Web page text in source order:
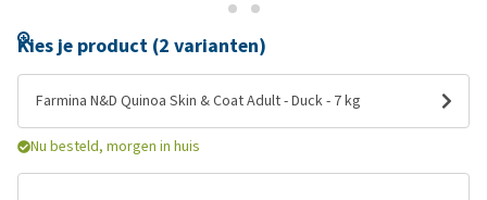
Kies je product (2 varianten)
Farmina N&D Quinoa Skin & Coat Adult - Duck - 7 kg
Nu besteld, morgen in huis